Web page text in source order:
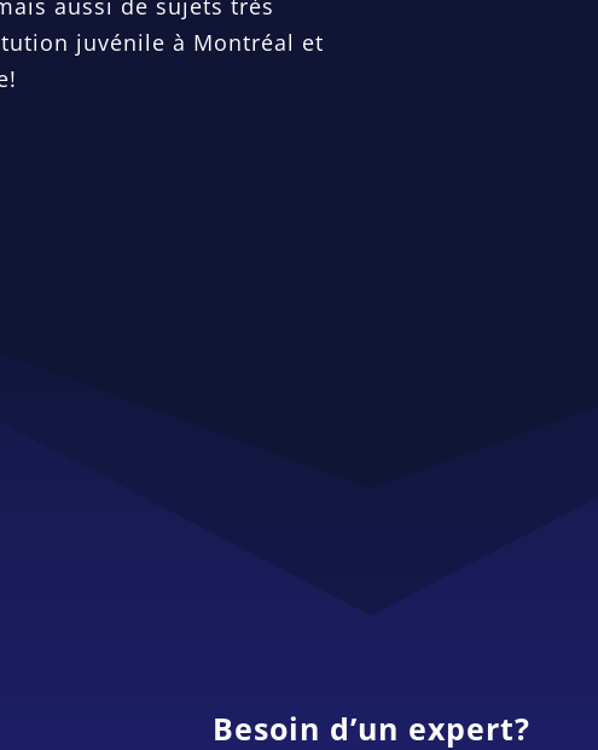
aussi de sujets très
juvénile à Montréal et
Besoin d’un expert?